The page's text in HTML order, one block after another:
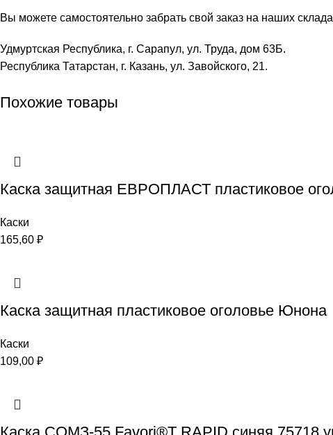
Вы можете самостоятельно забрать свой заказ на наших
Удмуртская Республика, г. Сарапул, ул. Труда, дом 63Б.
Республика Татарстан, г. Казань, ул. Завойского, 21.
Похожие товары
Каска защитная ЕВРОПЛАСТ пластиковое
Каски
165,60 ₽
Каска защитная пластиковое оголовье Юнона
Каски
109,00 ₽